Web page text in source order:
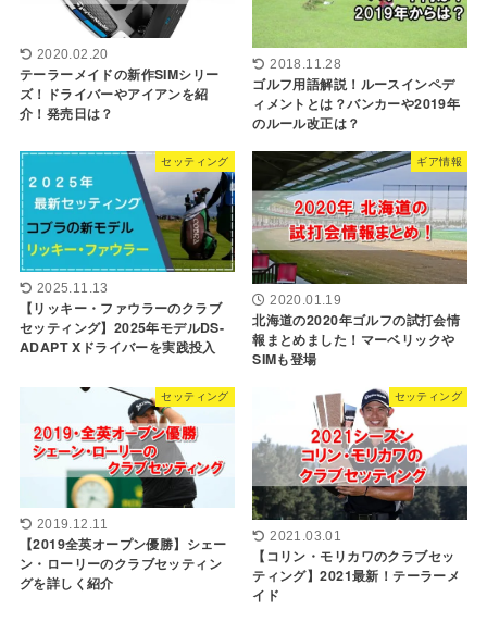
2020.02.20
テーラーメイドの新作SIMシリー
ズ！ドライバーやアイアンを紹
介！発売日は？
2018.11.28
ゴルフ用語解説！ルースインペデ
ィメントとは？バンカーや2019年
のルール改正は？
セッティング
2025.11.13
【リッキー・ファウラーのクラブ
セッティング】2025年モデルDS-
ADAPT Xドライバーを実践投入
ギア情報
2020.01.19
北海道の2020年ゴルフの試打会情
報まとめました！マーベリックや
SIMも登場
セッティング
2019.12.11
【2019全英オープン優勝】シェー
ン・ローリーのクラブセッティン
グを詳しく紹介
セッティング
2021.03.01
【コリン・モリカワのクラブセッ
ティング】2021最新！テーラーメ
イド